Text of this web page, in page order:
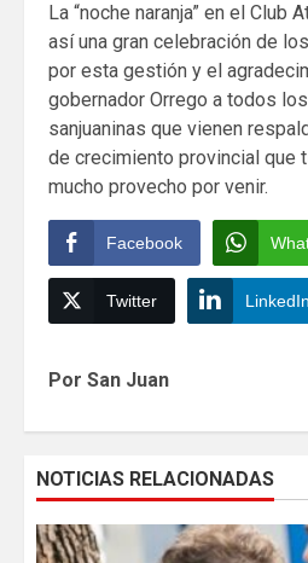
La “noche naranja” en el Club
así una gran celebración de
por esta gestión y el
gobernador Orrego a todos
sanjuaninas que vienen
de crecimiento provincial que
mucho provecho por venir.
Facebook
Twitter LinkedIn
Reading
Por San Juan
NOTICIAS RELACIONADAS